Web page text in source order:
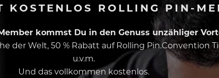
KOSTENLOS ROLLING PIN-
kommst Du in den Genuss unzähliger
der Welt, 50 % Rabatt auf Rolling Pin.Convention
u.v.m.
Und das vollkommen kostenlos.